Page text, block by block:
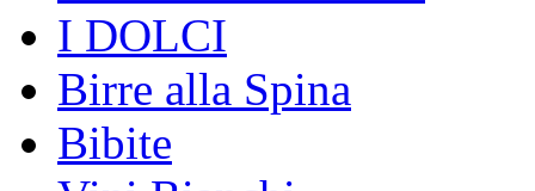
I DOLCI
Birre alla Spina
Bibite